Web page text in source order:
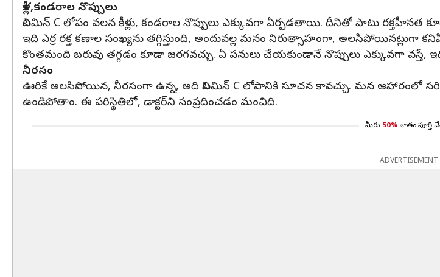
కీళ్ల,కండరాల నొప్పులు
విటమిన్ C లోపం వలన కీళ్లు, కండరాల నొప్పులు ఎక్కువగా ఏర్పడతాయి. దీనితో పాటు రక్తహీనత
ఇది ఎర్ర రక్త కణాల సంఖ్యను తగ్గిస్తుంది, అందువల్ల మనం నిరుత్సాహంగా, అలసిపోయినట్లుగా
కొంతమంది బరువు తగ్గడం కూడా జరగవచ్చు. ఏ పనులు చేయకుండానే నొప్పులు ఎక్కువగా వస్తే,
నీరసం
ఊరికే అలసిపోయిన, నీరసంగా ఉన్న, అది విటమిన్ C లోపానికి సూచన కావచ్చు. మన ఆహారంలో
ఉండిపోతాం. ఈ పరిస్థితిలో, డాక్టర్‌ని సంప్రదించడం మంచిది.
మీరు 50% శాతం పూర్తి
ADVERTISEMENT